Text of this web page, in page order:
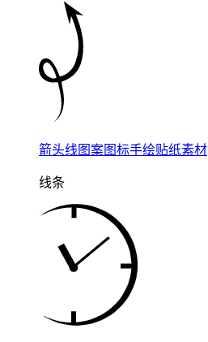
箭头线图案图标手绘贴纸素材
线条